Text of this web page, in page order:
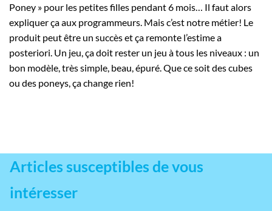
Poney » pour les petites filles pendant 6 mois… Il faut alors
expliquer ça aux programmeurs. Mais c’est notre métier! Le
produit peut être un succès et ça remonte l’estime a
posteriori. Un jeu, ça doit rester un jeu à tous les niveaux : un
bon modèle, très simple, beau, épuré. Que ce soit des cubes
ou des poneys, ça change rien!
Articles susceptibles de vous
intéresser